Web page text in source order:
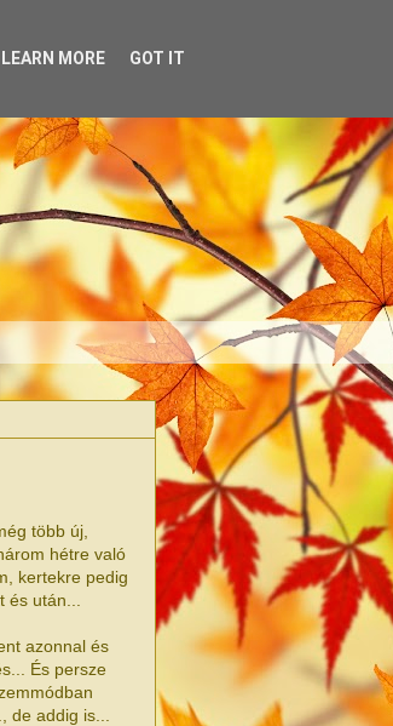
több új,
hétre való
kertekre pedig
után...
azonnal és
És persze
addig is...
LEARN MORE GOT IT